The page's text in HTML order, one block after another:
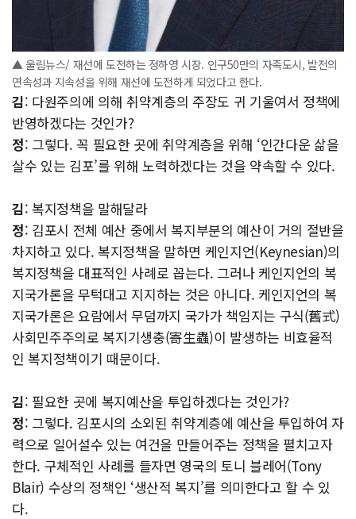
▲ 울림뉴스/ 재선에 도전하는 정하영 시장. 인구50만의 자족도시, 발전의
연속성과 지속성을 위해 재선에 도전하게 되었다고 한다.
김: 다원주의에 의해 취약계층의 주장도 귀 기울여서 정책에
반영하겠다는 것인가?
정: 그렇다. 꼭 필요한 곳에 취약계층을 위해 ‘인간다운 삶을
살수 있는 김포’를 위해 노력하겠다는 것을 약속할 수 있다.
김: 복지정책을 말해달라
정: 김포시 전체 예산 중에서 복지부분의 예산이 거의 절반을
차지하고 있다. 복지정책을 말하면 케인지언(Keynesian)의
복지정책을 대표적인 사례로 꼽는다. 그러나 케인지언의 복
지국가론을 무턱대고 지지하는 것은 아니다. 케인지언의 복
지국가론은 요람에서 무덤까지 국가가 책임지는 구식(舊式)
사회민주주의로 복지기생충(寄生蟲)이 발생하는 비효율적
인 복지정책이기 때문이다.
김: 필요한 곳에 복지예산을 투입하겠다는 것인가?
정: 그렇다. 김포시의 소외된 취약계층에 예산을 투입하여 자
력으로 일어설수 있는 여건을 만들어주는 정책을 펼치고자
한다. 구체적인 사례를 들자면 영국의 토니 블레어(Tony
Blair) 수상의 정책인 ‘생산적 복지’를 의미한다고 할 수 있
다.